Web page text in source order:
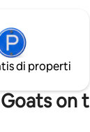
ala
yang
10
Mtns
di properti
on